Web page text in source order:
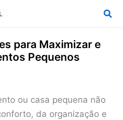
para Maximizar e
Pequenos
ou casa pequena não
da organização e